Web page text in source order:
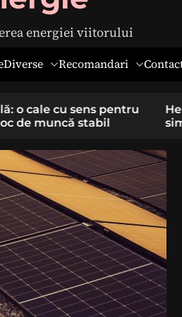
energiei viitorului
Diverse Recomandari
la adulți: cauze,
chirurgical